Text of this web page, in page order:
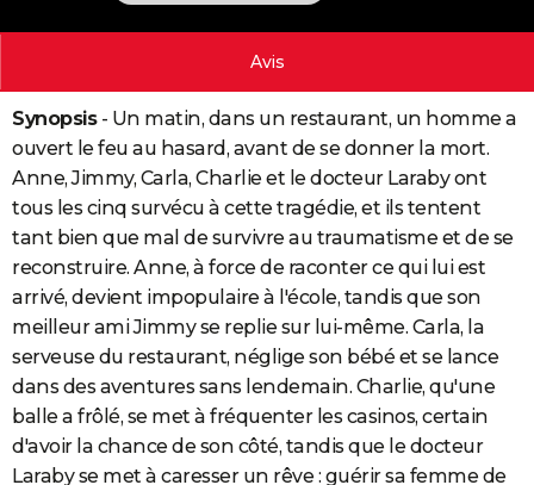
PHOTO
BONS PLANS
CARTE DE VOEUX
Carte de Noël
Carte Bonne année
Carte Saint-Valentin
Carte Pâques
Carte d'anniversaire
DICTIONNAIRE
Dictionnaire
Biographies
Citations
Expressions
Proverbes
PROGRAMME TV
COPAINS D'AVANT
S'inscrire
Se connecter
Lycées
Collèges
Primaires
Universités
Entreprises
Service militaire
Avis de recherche
AVIS DE DÉCÈS
FORUM
Bricolage
Lifestyle
Culture
Sport
Auto
Television
Voyage
Cinema
Avis
Synopsis- Un matin, dans un restaurant, un homme a
ouvert le feu au hasard, avant de se donner la mort.
Anne, Jimmy, Carla, Charlie et le docteur Laraby ont
tous les cinq survécu à cette tragédie, et ils tentent
tant bien que mal de survivre au traumatisme et de se
reconstruire. Anne, à force de raconter ce qui lui est
arrivé, devient impopulaire à l'école, tandis que son
meilleur ami Jimmy se replie sur lui-même. Carla, la
serveuse du restaurant, néglige son bébé et se lance
dans des aventures sans lendemain. Charlie, qu'une
balle a frôlé, se met à fréquenter les casinos, certain
d'avoir la chance de son côté, tandis que le docteur
Laraby se met à caresser un rêve : guérir sa femme de